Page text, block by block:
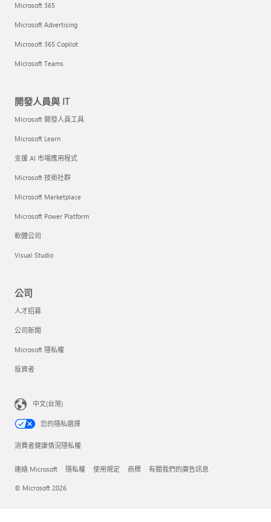
Microsoft 365
Microsoft Advertising
Microsoft 365 Copilot
Microsoft Teams
開發人員與 IT
Microsoft 開發人員工具
Microsoft Learn
支援 AI 市場應用程式
Microsoft 技術社群
Microsoft Marketplace
Microsoft Power Platform
軟體公司
Visual Studio
公司
人才招募
公司新聞
Microsoft 隱私權
投資者
中文(台灣)
您的隱私選擇
消費者健康情況隱私權
連絡 Microsoft 隱私權 使用規定 商標 有關我們的廣告訊息
© Microsoft 2026